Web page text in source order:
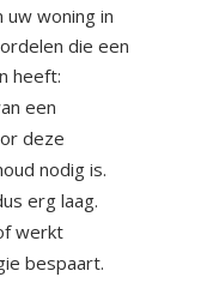
uw woning in
die een
heeft:
een
deze
nodig is.
erg laag.
werkt
bespaart.